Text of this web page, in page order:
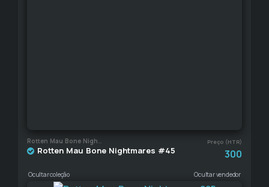
Rotten Mau Bone Nightmares Preço (HTR)
Rotten Mau Bone Nightmares #45 300
Ocultar coleção Ocultar vendedor